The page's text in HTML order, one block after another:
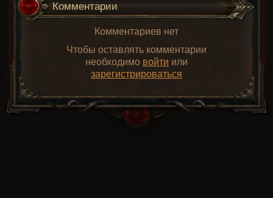
Комментарии
Комментариев нет
Чтобы оставлять комментарии
необходимо войти или
зарегистрироваться